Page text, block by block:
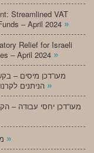
Streamlined VAT
– April 2024 »
Relief for Israeli
– April 2024 »
מעו”דכן מיסים –
»
»